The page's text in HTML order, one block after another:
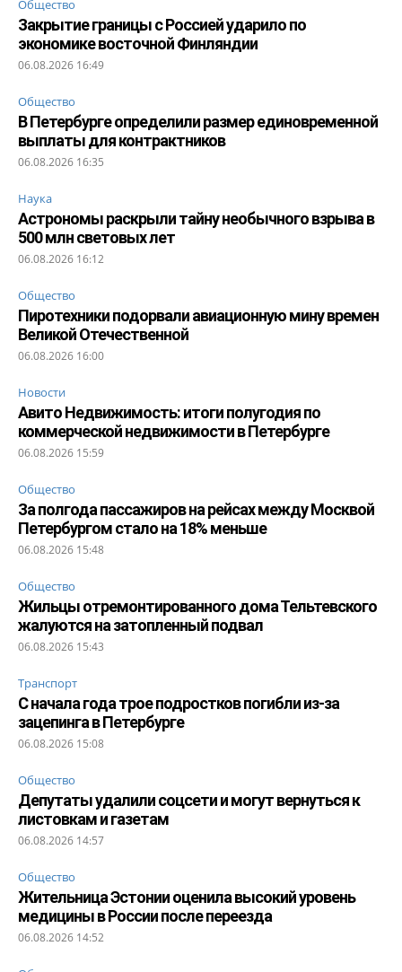
Общество
Закрытие границы с Россией ударило по
экономике восточной Финляндии
06.08.2026 16:49
Общество
В Петербурге определили размер единовременной
выплаты для контрактников
06.08.2026 16:35
Наука
Астрономы раскрыли тайну необычного взрыва в
500 млн световых лет
06.08.2026 16:12
Общество
Пиротехники подорвали авиационную мину времен
Великой Отечественной
06.08.2026 16:00
Новости
Авито Недвижимость: итоги полугодия по
коммерческой недвижимости в Петербурге
06.08.2026 15:59
Общество
За полгода пассажиров на рейсах между Москвой
Петербургом стало на 18% меньше
06.08.2026 15:48
Общество
Жильцы отремонтированного дома Тельтевского
жалуются на затопленный подвал
06.08.2026 15:43
Транспорт
С начала года трое подростков погибли из-за
зацепинга в Петербурге
06.08.2026 15:08
Общество
Депутаты удалили соцсети и могут вернуться к
листовкам и газетам
06.08.2026 14:57
Общество
Жительница Эстонии оценила высокий уровень
медицины в России после переезда
06.08.2026 14:52